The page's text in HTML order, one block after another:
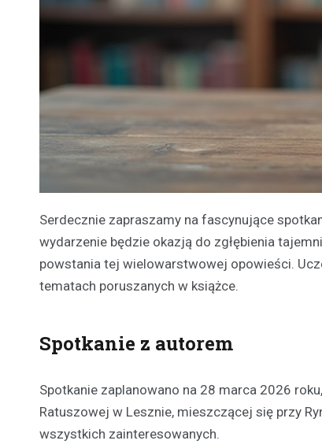
Serdecznie zapraszamy na fascynujące
wydarzenie będzie okazją do zgłębienia
powstania tej wielowarstwowej opowieści.
tematach poruszanych w książce.
Spotkanie z autorem
Spotkanie zaplanowano na 28 marca 2026
Ratuszowej w Lesznie, mieszczącej się przy
wszystkich zainteresowanych.